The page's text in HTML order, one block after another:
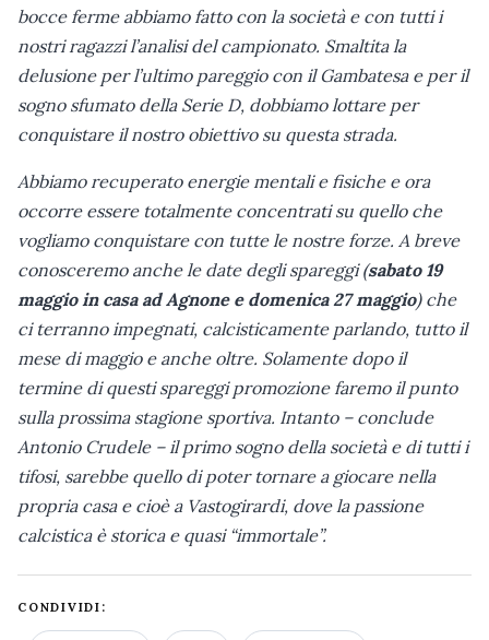
bocce ferme abbiamo fatto con la società e con tutti i
nostri ragazzi l’analisi del campionato. Smaltita la
delusione per l’ultimo pareggio con il Gambatesa e per il
sogno sfumato della Serie D, dobbiamo lottare per
conquistare il nostro obiettivo su questa strada.
Abbiamo recuperato energie mentali e fisiche e ora
occorre essere totalmente concentrati su quello che
vogliamo conquistare con tutte le nostre forze. A breve
conosceremo anche le date degli spareggi (sabato 19
maggio in casa ad Agnone e domenica 27 maggio) che
ci terranno impegnati, calcisticamente parlando, tutto il
mese di maggio e anche oltre. Solamente dopo il
termine di questi spareggi promozione faremo il punto
sulla prossima stagione sportiva. Intanto – conclude
Antonio Crudele – il primo sogno della società e di tutti i
tifosi, sarebbe quello di poter tornare a giocare nella
propria casa e cioè a Vastogirardi, dove la passione
calcistica è storica e quasi “immortale”.
CONDIVIDI: